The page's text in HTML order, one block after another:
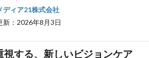
ディア21株式会社
：2026年8月3日
視する、新しいビジョンケア